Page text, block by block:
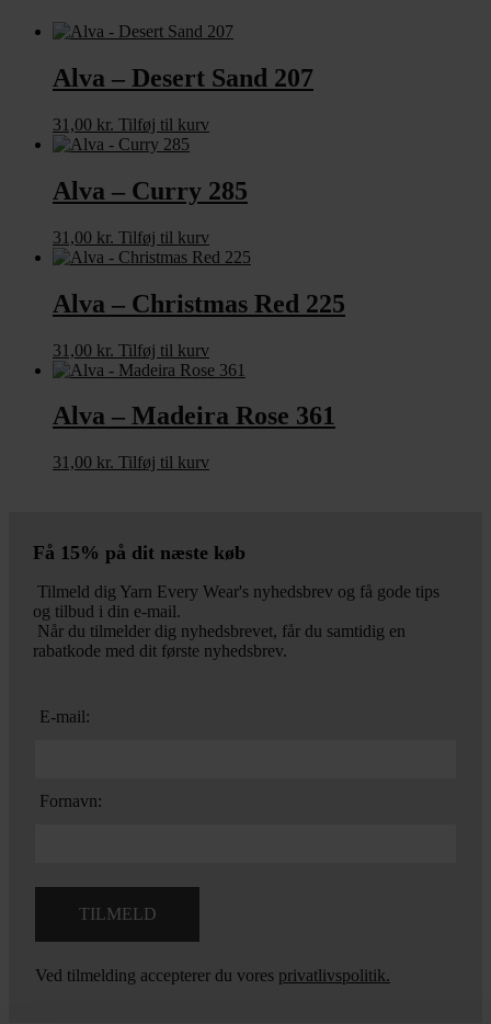
Alva – Desert Sand 207
31,00 kr. Tilføj til kurv
Alva – Curry 285
31,00 kr. Tilføj til kurv
Alva – Christmas Red 225
31,00 kr. Tilføj til kurv
Alva – Madeira Rose 361
31,00 kr. Tilføj til kurv
Få 15% på dit næste køb
Tilmeld dig Yarn Every Wear's nyhedsbrev og få gode tips
og tilbud i din e-mail.
Når du tilmelder dig nyhedsbrevet, får du samtidig en
rabatkode med dit første nyhedsbrev.
E-mail:
Fornavn:
Ved tilmelding accepterer du vores privatlivspolitik.